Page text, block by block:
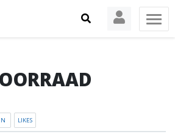
LIKES